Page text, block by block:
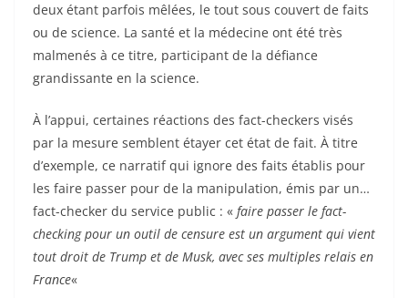
deux étant parfois mêlées, le tout sous couvert de faits
ou de science. La santé et la médecine ont été très
malmenés à ce titre, participant de la défiance
grandissante en la science.
À l’appui, certaines réactions des fact-checkers visés
par la mesure semblent étayer cet état de fait. À titre
d’exemple, ce narratif qui ignore des faits établis pour
les faire passer pour de la manipulation, émis par un…
fact-checker du service public : « faire passer le fact-
checking pour un outil de censure est un argument qui vient
tout droit de Trump et de Musk, avec ses multiples relais en
France«